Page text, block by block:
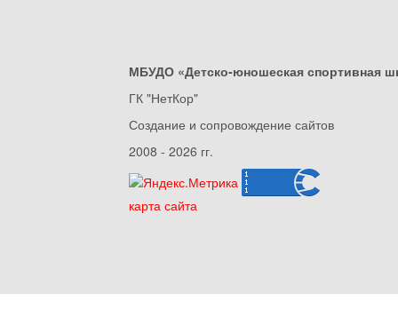
МБУДО «Детско-юношеская спортивная
ГК "НетКор"
Создание и сопровождение сайтов
2008 - 2026 гг.
карта сайта